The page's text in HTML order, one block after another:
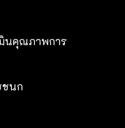
นคุณภาพการ
ชนก